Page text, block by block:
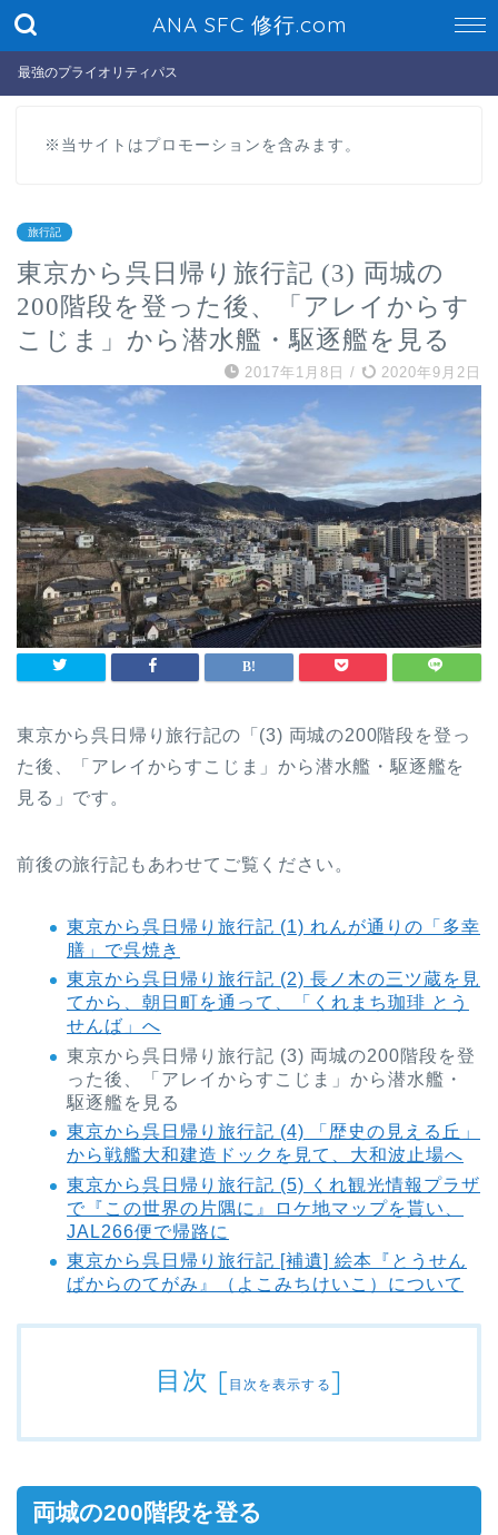
ANA SFC 修行.com
最強のプライオリティパス
※当サイトはプロモーションを含みます。
旅行記
東京から呉日帰り旅行記 (3) 両城の
200階段を登った後、「アレイからす
こじま」から潜水艦・駆逐艦を見る
2017年1月8日 / 2020年9月2日
東京から呉日帰り旅行記の「(3) 両城の200階段を登っ
た後、「アレイからすこじま」から潜水艦・駆逐艦を
見る」です。
前後の旅行記もあわせてご覧ください。
東京から呉日帰り旅行記 (1) れんが通りの「多幸
膳」で呉焼き
東京から呉日帰り旅行記 (2) 長ノ木の三ツ蔵を見
てから、朝日町を通って、「くれまち珈琲 とう
せんば」へ
東京から呉日帰り旅行記 (3) 両城の200階段を登
った後、「アレイからすこじま」から潜水艦・
駆逐艦を見る
東京から呉日帰り旅行記 (4) 「歴史の見える丘」
から戦艦大和建造ドックを見て、大和波止場へ
東京から呉日帰り旅行記 (5) くれ観光情報プラザ
で『この世界の片隅に』ロケ地マップを貰い、
JAL266便で帰路に
東京から呉日帰り旅行記 [補遺] 絵本『とうせん
ばからのてがみ』（よこみちけいこ）について
目次 [目次を表示する]
両城の200階段を登る